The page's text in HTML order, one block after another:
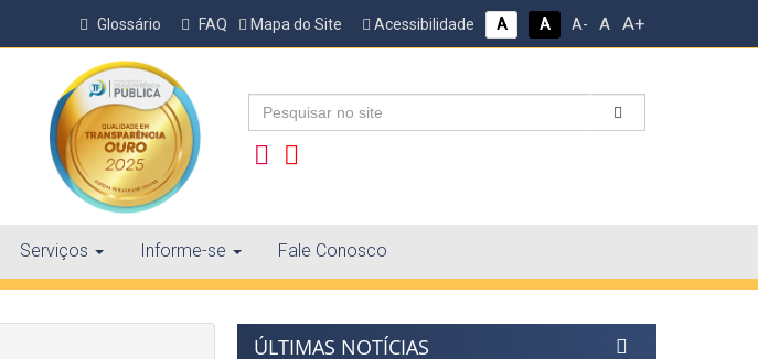
Glossário FAQ Mapa do Site Acessibilidade A A A- A A+
Serviços Informe-se Fale Conosco
ÚLTIMAS NOTÍCIAS